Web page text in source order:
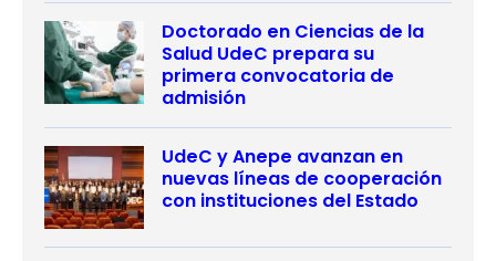
Doctorado en Ciencias de la
Salud UdeC prepara su
primera convocatoria de
admisión
UdeC y Anepe avanzan en
nuevas líneas de cooperación
con instituciones del Estado